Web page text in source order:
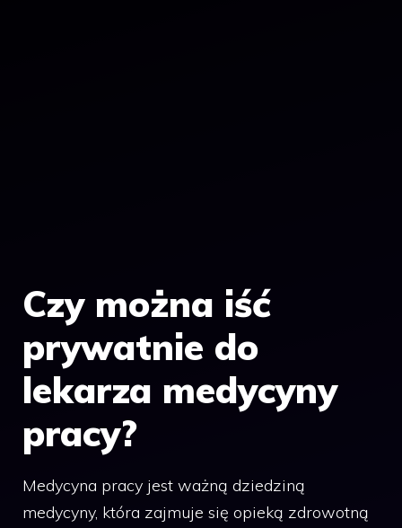
Czy można iść
prywatnie do
lekarza medycyny
pracy?
Medycyna pracy jest ważną dziedziną
medycyny, która zajmuje się opieką zdrowotną